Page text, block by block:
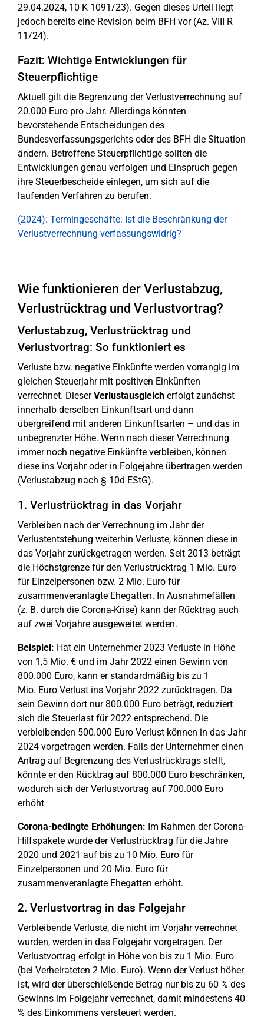
29.04.2024, 10 K 1091/23). Gegen dieses Urteil liegt
jedoch bereits eine Revision beim BFH vor (Az. VIII R
11/24).
Fazit: Wichtige Entwicklungen für
Steuerpflichtige
Aktuell gilt die Begrenzung der Verlustverrechnung auf
20.000 Euro pro Jahr. Allerdings könnten
bevorstehende Entscheidungen des
Bundesverfassungsgerichts oder des BFH die Situation
ändern. Betroffene Steuerpflichtige sollten die
Entwicklungen genau verfolgen und Einspruch gegen
ihre Steuerbescheide einlegen, um sich auf die
laufenden Verfahren zu berufen.
(2024): Termingeschäfte: Ist die Beschränkung der
Verlustverrechnung verfassungswidrig?
Wie funktionieren der Verlustabzug,
Verlustrücktrag und Verlustvortrag?
Verlustabzug, Verlustrücktrag und
Verlustvortrag: So funktioniert es
Verluste bzw. negative Einkünfte werden vorrangig im
gleichen Steuerjahr mit positiven Einkünften
verrechnet. DieserVerlustausgleich erfolgt zunächst
innerhalb derselben Einkunftsart und dann
übergreifend mit anderen Einkunftsarten – und das in
unbegrenzter Höhe. Wenn nach dieser Verrechnung
immer noch negative Einkünfte verbleiben, können
diese ins Vorjahr oder in Folgejahre übertragen werden
(Verlustabzug nach § 10d EStG).
1. Verlustrücktrag in das Vorjahr
Verbleiben nach der Verrechnung im Jahr der
Verlustentstehung weiterhin Verluste, können diese in
das Vorjahr zurückgetragen werden. Seit 2013 beträgt
die Höchstgrenze für den Verlustrücktrag 1 Mio. Euro
für Einzelpersonen bzw. 2 Mio. Euro für
zusammenveranlagte Ehegatten. In Ausnahmefällen
(z. B. durch die Corona-Krise) kann der Rücktrag auch
auf zwei Vorjahre ausgeweitet werden.
Beispiel: Hat ein Unternehmer 2023 Verluste in Höhe
von 1,5 Mio. € und im Jahr 2022 einen Gewinn von
800.000 Euro, kann er standardmäßig bis zu 1
Mio. Euro Verlust ins Vorjahr 2022 zurücktragen. Da
sein Gewinn dort nur 800.000 Euro beträgt, reduziert
sich die Steuerlast für 2022 entsprechend. Die
verbleibenden 500.000 Euro Verlust können in das Jahr
2024 vorgetragen werden. Falls der Unternehmer einen
Antrag auf Begrenzung des Verlustrücktrags stellt,
könnte er den Rücktrag auf 800.000 Euro beschränken,
wodurch sich der Verlustvortrag auf 700.000 Euro
erhöht
Corona-bedingte Erhöhungen: Im Rahmen der Corona-
Hilfspakete wurde der Verlustrücktrag für die Jahre
2020 und 2021 auf bis zu 10 Mio. Euro für
Einzelpersonen und 20 Mio. Euro für
zusammenveranlagte Ehegatten erhöht.
2. Verlustvortrag in das Folgejahr
Verbleibende Verluste, die nicht im Vorjahr verrechnet
wurden, werden in das Folgejahr vorgetragen. Der
Verlustvortrag erfolgt in Höhe von bis zu 1 Mio. Euro
(bei Verheirateten 2 Mio. Euro). Wenn der Verlust höher
ist, wird der überschießende Betrag nur bis zu 60 % des
Gewinns im Folgejahr verrechnet, damit mindestens 40
% des Einkommens versteuert werden.